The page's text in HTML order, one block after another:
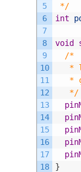
5
6
7
8
9
10
11
12
13
14
15
16
17
18
*/
int
void
/*
*
*
*/
}